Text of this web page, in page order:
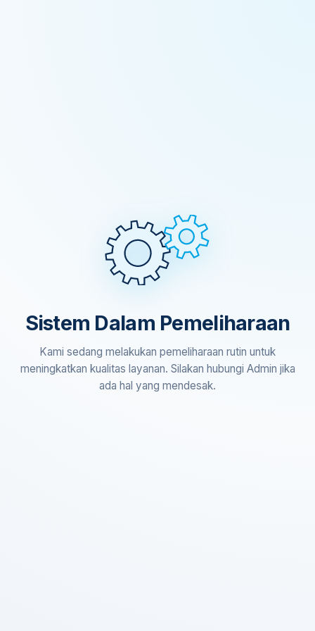
Sistem Dalam Pemeliharaan
Kami sedang melakukan pemeliharaan rutin untuk
meningkatkan kualitas layanan. Silakan hubungi Admin jika
ada hal yang mendesak.